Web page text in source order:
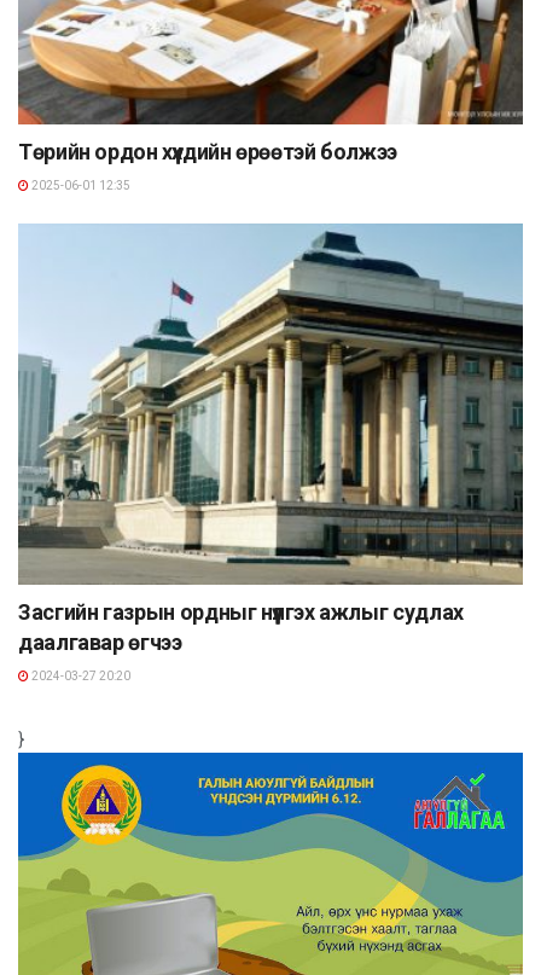
Төрийн ордон хүүхдийн өрөөтэй болжээ
2025-06-01 12:35
Засгийн газрын ордныг нүүлгэх ажлыг судлах
даалгавар өгчээ
2024-03-27 20:20
}